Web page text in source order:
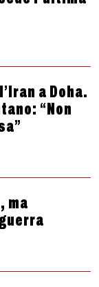
a Doha.
“Non
ma